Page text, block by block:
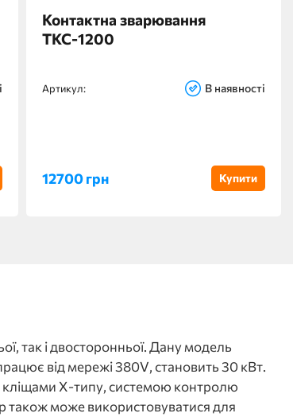
Контактна зварювання
ТКС-1200
Артикул: В наявності
12700 грн Купити
так і двосторонньої. Дану модель
від мережі 380V, становить 30 кВт.
кліщами Х-типу, системою контролю
також може використовуватися для